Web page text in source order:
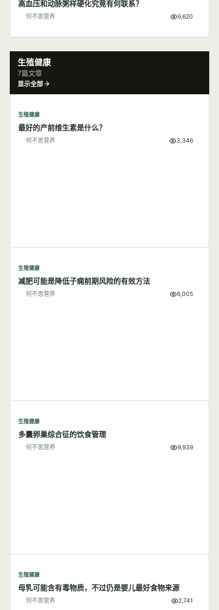
高血压和动脉粥样硬化究竟有何联系？
何不思营养 9,620
生殖健康
7篇文章
显示全部
生殖健康
最好的产前维生素是什么？
何不思营养 3,346
生殖健康
减肥可能是降低子痫前期风险的有效方法
何不思营养 6,005
生殖健康
多囊卵巢综合征的饮食管理
何不思营养 9,939
生殖健康
母乳可能含有毒物质，不过仍是婴儿最好食物来源
何不思营养 2,741